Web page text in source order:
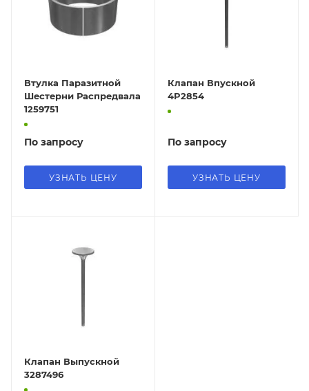
Втулка Паразитной
Шестерни Распредвала
1259751
По запросу
УЗНАТЬ ЦЕНУ
Клапан Впускной
4P2854
По запросу
УЗНАТЬ ЦЕНУ
Клапан Выпускной
3287496